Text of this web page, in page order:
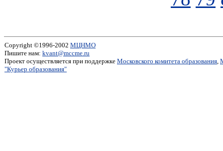
Copyright ©1996-2002 МЦНМО
Пишите нам: kvant@mccme.ru
Проект осуществляется при поддержке Московского комитета образования,
"Курьер образования"